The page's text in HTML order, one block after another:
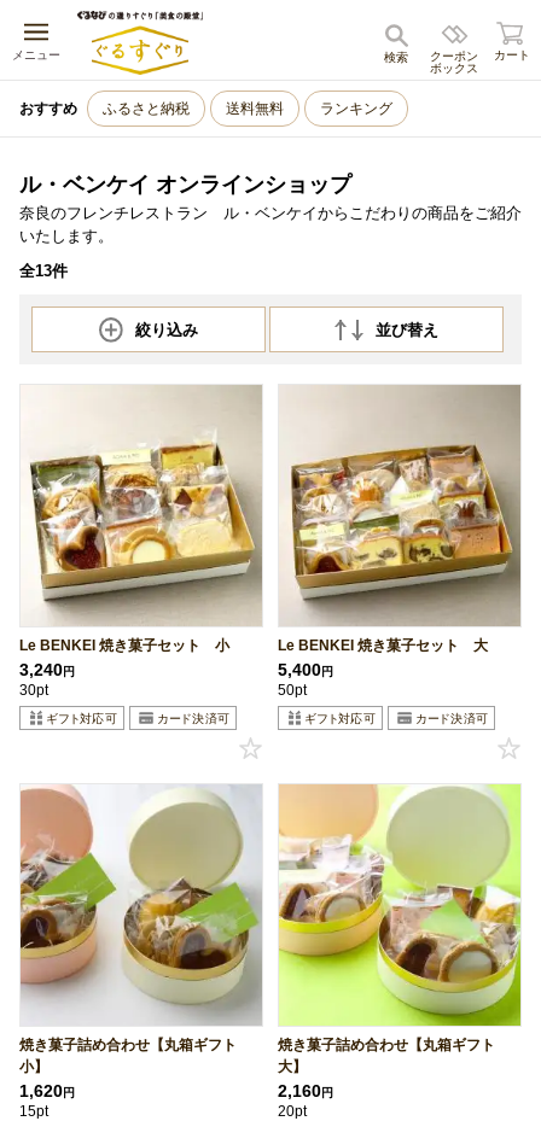
メニュー
キャンセル
クーポン
ボックス
検索 カート
おすすめ ふるさと納税 送料無料 ランキング
ル・ベンケイ オンラインショップ
奈良のフレンチレストラン ル・ベンケイからこだわりの商品をご紹介
いたします。
全13件
絞り込み 並び替え
Le BENKEI 焼き菓子セット 小
3,240円
30pt
Le BENKEI 焼き菓子セット 大
5,400円
50pt
焼き菓子詰め合わせ【丸箱ギフト
小】
1,620円
15pt
焼き菓子詰め合わせ【丸箱ギフト
大】
2,160円
20pt